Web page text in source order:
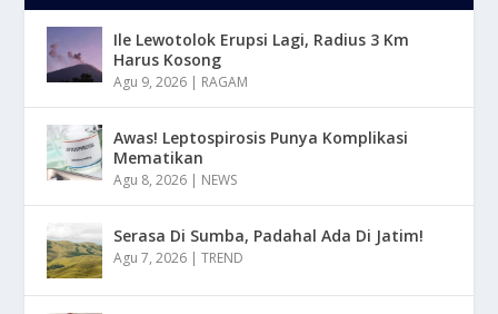
Ile Lewotolok Erupsi Lagi, Radius 3 Km
Harus Kosong
Agu 9, 2026 | RAGAM
Awas! Leptospirosis Punya Komplikasi
Mematikan
Agu 8, 2026 | NEWS
Serasa Di Sumba, Padahal Ada Di Jatim!
Agu 7, 2026 |TREND